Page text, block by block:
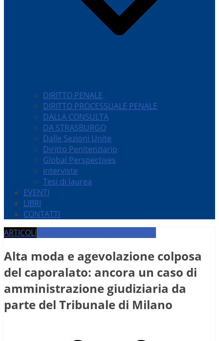
DIRITTO PENALE
DIRITTO PROCESSUALE PENALE
DALLA CONSULTA
DA STRASBURGO
Dalle Sezioni Unite
Diritto Penitenziario
Global Perspectives
interviste
Tesi di laurea
EVENTI
LIBRI
CONTATTI
ARTICOLI
Alta moda e agevolazione colposa
del caporalato: ancora un caso di
amministrazione giudiziaria da
parte del Tribunale di Milano